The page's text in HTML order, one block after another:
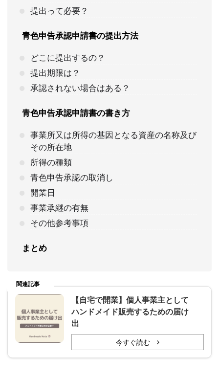
提出って必要？
青色申告承認申請書の提出方法
どこに提出するの？
提出期限は？
承認されない場合はある？
青色申告承認申請書の書き方
事業所又は所得の基因となる資産の名称及び
その所在地
所得の種類
青色申告承認の取消し
開業日
事業承継の有無
その他参考事項
まとめ
関連記事
【自宅で開業】個人事業主として
ハンドメイド販売するための届け
出
今すぐ読む